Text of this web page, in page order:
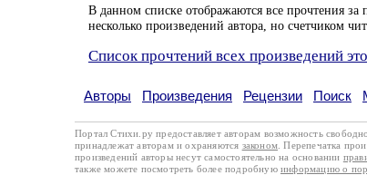
В данном списке отображаются все прочтения за
несколько произведений автора, но счетчиком
Список прочтений всех произведений
Авторы Произведения Рецензии Поиск
Портал Стихи.ру предоставляет авторам возможность
принадлежат авторам и охраняются законом . Перепечатка
произведений авторы несут самостоятельно на основании
также можете посмотреть более подробную информацию о